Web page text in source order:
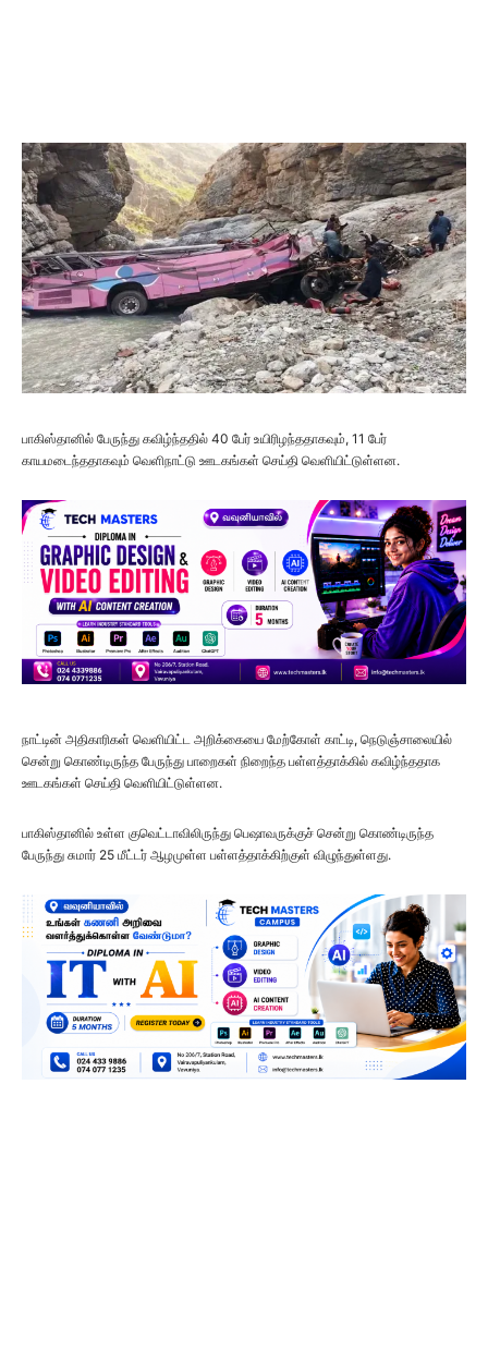
பாகிஸ்தானில் பேருந்து கவிழ்ந்ததில் 40 பேர் உயிரிழந்ததாகவும், 11 பேர்
காயமடைந்ததாகவும் வெளிநாட்டு ஊடகங்கள் செய்தி வெளியிட்டுள்ளன.
நாட்டின் அதிகாரிகள் வெளியிட்ட அறிக்கையை மேற்கோள் காட்டி, நெடுஞ்சாலையில்
சென்று கொண்டிருந்த பேருந்து பாறைகள் நிறைந்த பள்ளத்தாக்கில் கவிழ்ந்ததாக
ஊடகங்கள் செய்தி வெளியிட்டுள்ளன.
பாகிஸ்தானில் உள்ள குவெட்டாவிலிருந்து பெஷாவருக்குச் சென்று கொண்டிருந்த
பேருந்து சுமார் 25 மீட்டர் ஆழமுள்ள பள்ளத்தாக்கிற்குள் விழுந்துள்ளது.